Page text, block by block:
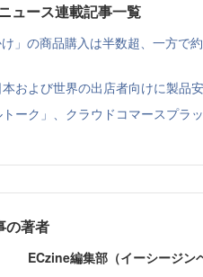
ュース連載記事一覧
け」の商品購入は半数超、一方で
および世界の出店者向けに製品
トーク」、クラウドコマースプ
の著者
ECzine編集部（イーシージン